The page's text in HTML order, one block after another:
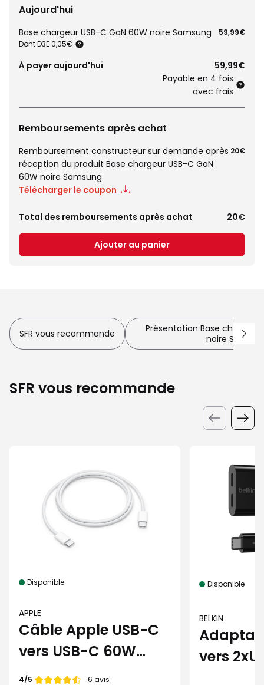
Aujourd'hui
Base chargeur USB-C GaN 60W noire Samsung
Dont D3E 0,05€
59,99€
À payer aujourd'hui
59,99€
Payable en 4 fois
avec frais
Remboursements après achat
Remboursement constructeur sur demande après
réception du produit Base chargeur USB-C GaN
60W noire Samsung
Télécharger le coupon
20€
Total des remboursements après achat 20€
Ajouter au panier
SFR vous recommande
Présentation Base chargeur
noire
SFR vous recommande
Disponible
APPLE
Câble Apple USB-C
vers USB-C 60W
(1m)
Note de
4/5 6 avis
Disponible
BELKIN
vers